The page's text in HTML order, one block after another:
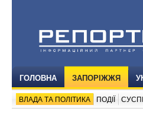
ГОЛОВНА ЗАПОРІЖЖЯ
ВЛАДА ТА ПОЛІТИКА ПОДІЇ